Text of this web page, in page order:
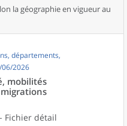
la géographie en vigueur au
départements,
06/2026
mobilités
Fichier détail